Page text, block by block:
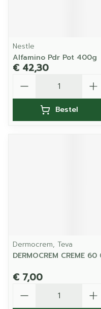
Nestle
Alfamino Pdr Pot 400g
€ 42,30
Bestel
Dermocrem, Teva
DERMOCREM CREME 60
€ 7,00